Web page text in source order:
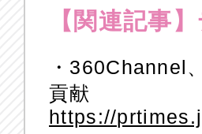
【関連記事
・360Channel
貢献
https://